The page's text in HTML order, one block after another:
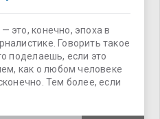
это, конечно, эпоха в
Говорить такое
поделаешь, если это
как о любом человеке
Тем более, если